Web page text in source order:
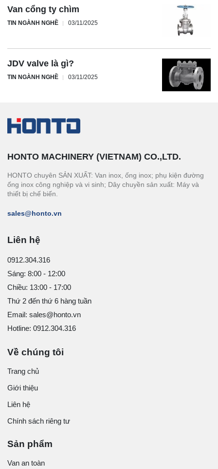
Van cổng ty chìm
TIN NGÀNH NGHỀ 03/11/2025
JDV valve là gì?
TIN NGÀNH NGHỀ 03/11/2025
HONTO MACHINERY (VIETNAM) CO.,LTD.
HONTO chuyên SẢN XUẤT: Van inox, ống inox; phụ kiện đường
ống inox công nghiệp và vi sinh; Dây chuyền sản xuất: Máy và
thiết bị chế biến.
sales@honto.vn
Liên hệ
0912.304.316
Sáng: 8:00 - 12:00
Chiều: 13:00 - 17:00
Thứ 2 đến thứ 6 hàng tuần
Email: sales@honto.vn
Hotline: 0912.304.316
Về chúng tôi
Trang chủ
Giới thiệu
Liên hệ
Chính sách riêng tư
Sản phẩm
Van an toàn